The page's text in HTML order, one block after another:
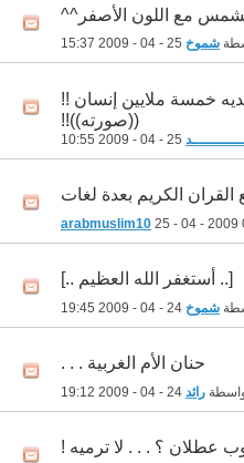
مع اللون الأصفر^^
شموخ 15:37
خمسة ملايين إنسان !!
((صورته))!!
10:55
القران الكريم بعدة لغات
arabmuslim10 25 - 04 - 2009
[.. أستغفر الله العظيم ..]
شموخ 19:45
حنان الأم الغربية . . .
رائد 19:12
عطلان ؟ . . . لا ترميه !